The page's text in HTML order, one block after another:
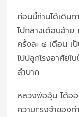
ก่อนนี้ท่านได้เดินท
ไปกลางเดือนอ้าย
ครั้งละ ๔ เดือน เ
ไปปลูกโรงอาศัยใ
ลำบาก
หลวงพ่ออุ้น ได้อ
ความทรงจำของ